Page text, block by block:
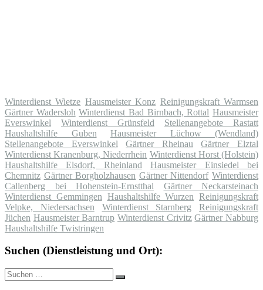
Winterdienst Wietze Hausmeister Konz Reinigungskraft Warmsen
Gärtner Wadersloh Winterdienst Bad Birnbach, Rottal Hausmeister
Everswinkel
Winterdienst Grünsfeld
Stellenangebote Rastatt
Haushaltshilfe Guben
Hausmeister Lüchow (Wendland)
Stellenangebote Everswinkel
Gärtner Rheinau
Gärtner Elztal
Winterdienst Kranenburg, Niederrhein Winterdienst Horst (Holstein)
Haushaltshilfe Elsdorf, Rheinland
Hausmeister Einsiedel bei
Chemnitz Gärtner Borgholzhausen Gärtner Nittendorf Winterdienst
Callenberg bei Hohenstein-Ernstthal
Gärtner Neckarsteinach
Winterdienst Gemmingen Haushaltshilfe Wurzen Reinigungskraft
Velpke, Niedersachsen
Winterdienst Starnberg
Reinigungskraft
Jüchen Hausmeister Barntrup Winterdienst Crivitz Gärtner Nabburg
Haushaltshilfe Twistringen
Suchen (Dienstleistung und Ort):
Suche
nach:
Suchen